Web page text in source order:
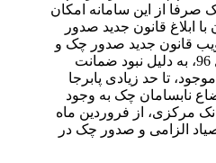
از این سامانه امکان
ابلاغ قانون جدید صدور
قانون جدید صدور چک و
راه اندازی سامانه صیاد در سال 96، به دلیل نبود ضمانت
تا حد زیادی پابرجا
نابسامان چک به وجود
مرکزی، از فروردین ماه
صیاد الزامی و صدور چک در